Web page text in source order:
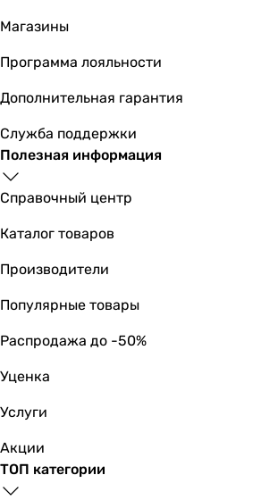
35 см
-
-
40 см
35 см
40 см
Дополнительно
-
гибкие шланги подвода воды
гибкие шланги подвода воды
-
гибкие шланги подвода воды
гибкие шланги подвода воды
Физические характеристики
Цвет
хром
Магазины
Программа лояльности
Дополнительная гарантия
Служба поддержки
Полезная информация
Справочный центр
Каталог товаров
Производители
Популярные товары
Распродажа до -50%
Уценка
Услуги
Акции
ТОП категории